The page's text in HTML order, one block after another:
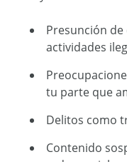
Presunción
actividades
tu parte que
Delitos como
Contenido